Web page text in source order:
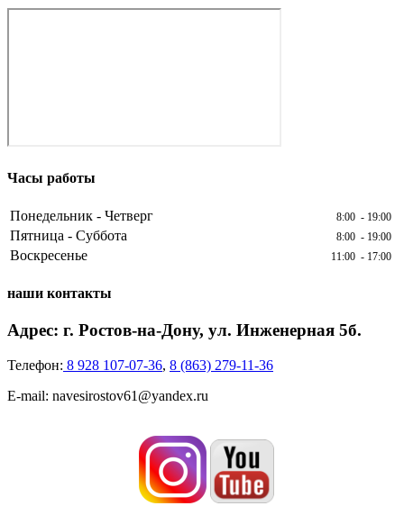
Часы работы
Понедельник - Четверг 8:00 - 19:00
Пятница - Суббота 8:00 - 19:00
Воскресенье 11:00 - 17:00
наши контакты
Адрес: г. Ростов-на-Дону, ул. Инженерная 5б.
Телефон: 8 928 107-07-36, 8 (863) 279-11-36
E-mail: navesirostov61@yandex.ru